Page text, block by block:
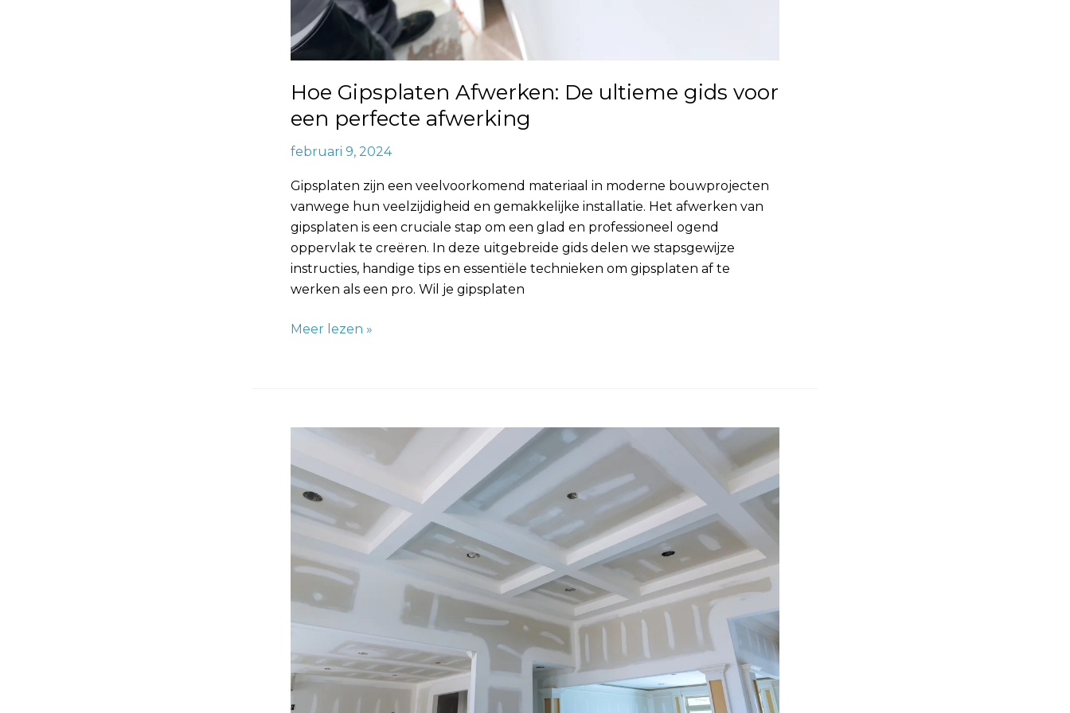
Hoe Gipsplaten Afwerken: De ultieme gids voor
een perfecte afwerking
februari 9, 2024
Gipsplaten zijn een veelvoorkomend materiaal in moderne bouwprojecten
vanwege hun veelzijdigheid en gemakkelijke installatie. Het afwerken van
gipsplaten is een cruciale stap om een glad en professioneel ogend
oppervlak te creëren. In deze uitgebreide gids delen we stapsgewijze
instructies, handige tips en essentiële technieken om gipsplaten af te
werken als een pro. Wil je gipsplaten
Meer lezen »
Afwerken:
Tips
en
Stappenplan